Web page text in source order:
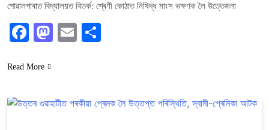
গোৱালপাৰাত বিদ্যালয়ত বিতৰ্ক: শ্ৰেণী কোঠাত নিষিদ্ধ মাংস ভক্ষণক লৈ উত্তেজনা
Facebook
Mastodon
Email
Read More